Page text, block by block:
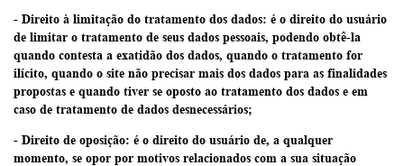
- Direito à limitação do tratamento dos dados: é o direito do usuário
de limitar o tratamento de seus dados pessoais, podendo obtê-la
quando contesta a exatidão dos dados, quando o tratamento for
ilícito, quando o site não precisar mais dos dados para as finalidades
propostas e quando tiver se oposto ao tratamento dos dados e em
caso de tratamento de dados desnecessários;
- Direito de oposição: é o direito do usuário de, a qualquer
momento, se opor por motivos relacionados com a sua situação